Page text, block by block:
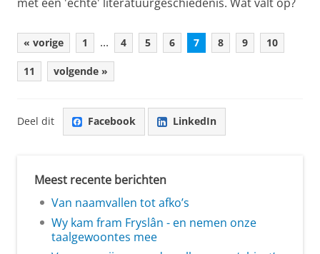
« vorige 1 ... 4 5 6 7 8 9 10
11 volgende »
Deel dit Facebook LinkedIn
Meest recente berichten
Van naamvallen tot afko’s
Wy kam fram Fryslân - en nemen onze
taalgewoontes mee